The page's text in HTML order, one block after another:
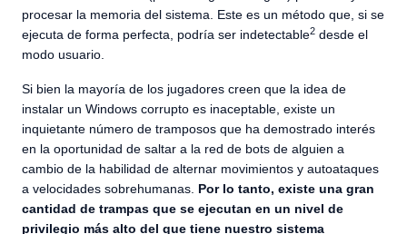
procesar la memoria del sistema. Este es un método que, si se
ejecuta de forma perfecta, podría ser indetectable2 desde el
modo usuario.
Si bien la mayoría de los jugadores creen que la idea de
instalar un Windows corrupto es inaceptable, existe un
inquietante número de tramposos que ha demostrado interés
en la oportunidad de saltar a la red de bots de alguien a
cambio de la habilidad de alternar movimientos y autoataques
a velocidades sobrehumanas. Por lo tanto, existe una gran
cantidad de trampas que se ejecutan en un nivel de
privilegio más alto del que tiene nuestro sistema